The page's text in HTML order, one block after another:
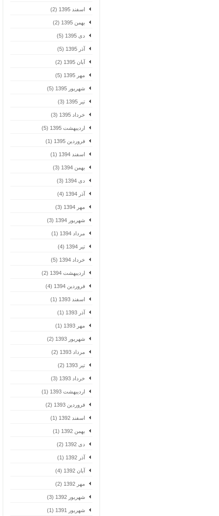
اسفند 1395 (2)
بهمن 1395 (2)
دی 1395 (5)
آذر 1395 (5)
آبان 1395 (2)
مهر 1395 (5)
شهریور 1395 (5)
تیر 1395 (3)
خرداد 1395 (3)
اردیبهشت 1395 (5)
فروردین 1395 (1)
اسفند 1394 (1)
بهمن 1394 (3)
دی 1394 (3)
آذر 1394 (4)
مهر 1394 (3)
شهریور 1394 (3)
مرداد 1394 (1)
تیر 1394 (4)
خرداد 1394 (5)
اردیبهشت 1394 (2)
فروردین 1394 (4)
اسفند 1393 (1)
آذر 1393 (1)
مهر 1393 (1)
شهریور 1393 (2)
مرداد 1393 (2)
تیر 1393 (2)
خرداد 1393 (3)
اردیبهشت 1393 (1)
فروردین 1393 (2)
اسفند 1392 (1)
بهمن 1392 (1)
دی 1392 (2)
آذر 1392 (1)
آبان 1392 (4)
مهر 1392 (2)
شهریور 1392 (3)
شهریور 1391 (1)